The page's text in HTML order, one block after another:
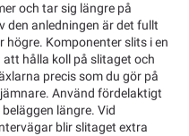
och tar sig längre på
den anledningen är det fullt
högre. Komponenter slits i en
hålla koll på slitaget och
precis som du gör på
Använd fördelaktigt
längre. Vid
blir slitaget extra